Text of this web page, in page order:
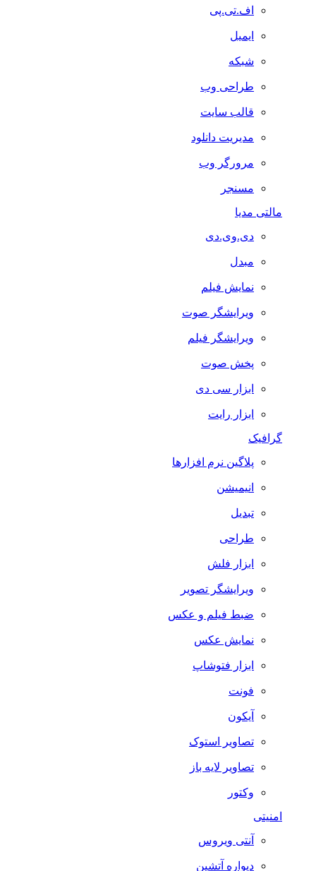
اف.تی.پی
ایمیل
شبکه
طراحی وب
قالب سایت
مدیریت دانلود
مرورگر وب
مسنجر
مالتی مدیا
دی.وی.دی
مبدل
نمایش فیلم
ویرایشگر صوت
ویرایشگر فیلم
پخش صوت
ابزار سی دی
ابزار رایت
گرافیک
پلاگین نرم افزارها
انیمیشن
تبدیل
طراحی
ابزار فلش
ویرایشگر تصویر
ضبط فيلم و عكس
نمایش عکس
ابزار فتوشاپ
فونت
آیکون
تصاویر استوک
تصاویر لایه باز
وکتور
آنتی ویروس
دیواره آتشین